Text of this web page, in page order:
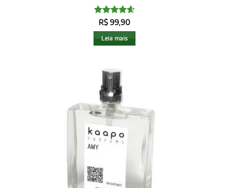
Avaliação
4.6de 5
R$99,90
Leia mais